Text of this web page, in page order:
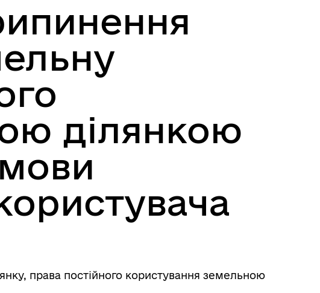
ділянкою
права постійного користування земельною